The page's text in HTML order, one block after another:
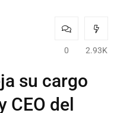
0 2.93K
su cargo
del